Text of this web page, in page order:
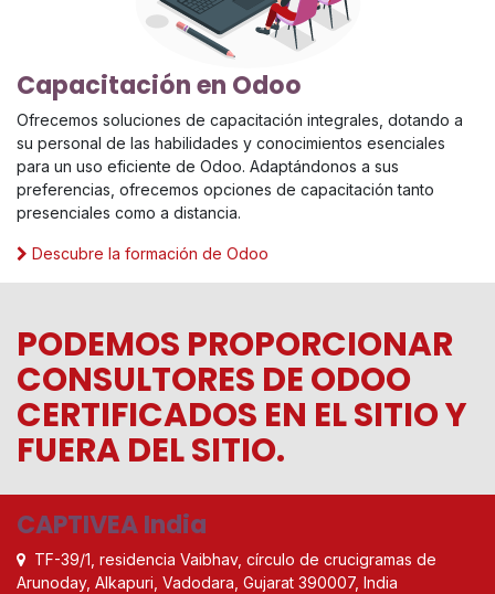
Capacitación en Odoo
Ofrecemos soluciones de capacitación integrales, dotando a
su personal de las habilidades y conocimientos esenciales
para un uso eficiente de Odoo. Adaptándonos a sus
preferencias, ofrecemos opciones de capacitación tanto
presenciales como a distancia.
Descubre la formación de Odoo
PODEMOS PROPORCIONAR
CONSULTORES DE ODOO
CERTIFICADOS EN EL SITIO Y
FUERA DEL SITIO.
CAPTIVEA India
TF-39/1, residencia Vaibhav, círculo de crucigramas de
Arunoday, Alkapuri, Vadodara, Gujarat 390007, India